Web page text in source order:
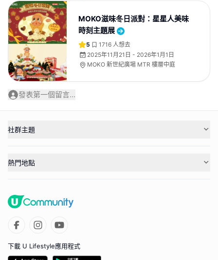
MOKO滋味冬日派對：星星人美味
時刻主題展
5 1716 人想去
2025年11月21日 - 2026年1月1日
MOKO 新世紀廣場 MTR 樓層中庭
發表第一個留言...
社群主題
熱門地點
下載 U Lifestyle應用程式